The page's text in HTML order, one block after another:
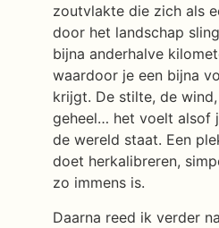
zoutvlakte die zich als
door het landschap
bijna anderhalve
waardoor je een bijna
krijgt. De stilte, de
geheel… het voelt alsof
de wereld staat. Een
doet herkalibreren,
zo immens is.
Daarna reed ik verder